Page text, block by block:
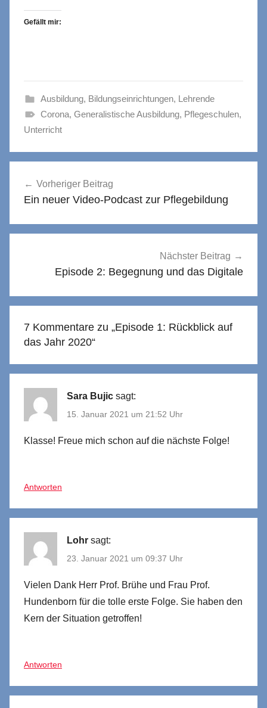
Gefällt mir:
Ausbildung, Bildungseinrichtungen, Lehrende
Corona, Generalistische Ausbildung, Pflegeschulen,
Unterricht
Vorheriger Beitrag
Ein neuer Video-Podcast zur Pflegebildung
Nächster Beitrag
Episode 2: Begegnung und das Digitale
7 Kommentare zu „Episode 1: Rückblick auf
das Jahr 2020“
Sara Bujic sagt:
15. Januar 2021 um 21:52 Uhr
Klasse! Freue mich schon auf die nächste Folge!
Antworten
Lohr sagt:
23. Januar 2021 um 09:37 Uhr
Vielen Dank Herr Prof. Brühe und Frau Prof.
Hundenborn für die tolle erste Folge. Sie haben den
Kern der Situation getroffen!
Antworten